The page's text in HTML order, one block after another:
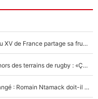
Mis de côté par Fabien Galthié, un joueur du XV de France partage sa frustration : «ils ne me l’ont pas dit tout de suite»
La raison d'être de Matthieu Jalibert en dehors des terrains de rugby : «Ça m'atteint autant que si tu touches à un membre de ma famille»
XV de France - Matthieu Jalibert a tout changé : Romain Ntamack doit-il s’inquiéter pour sa place à un an de la Coupe du monde ?